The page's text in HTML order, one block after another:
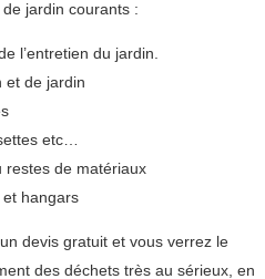
jardin courants :
l’entretien du jardin.
et de jardin
etc…
restes de matériaux
hangars
devis gratuit et vous verrez le
des déchets très au sérieux, en